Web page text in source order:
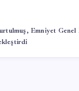
Emniyet